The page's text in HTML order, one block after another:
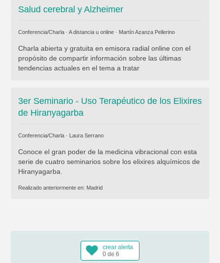
Salud cerebral y Alzheimer
Conferencia/Charla · A distancia u online · Martín Azanza Pellerino
Charla abierta y gratuita en emisora radial online con el
propósito de compartir información sobre las últimas
tendencias actuales en el tema a tratar
3er Seminario - Uso Terapéutico de los Elixires
de Hiranyagarba
Conferencia/Charla · Laura Serrano
Conoce el gran poder de la medicina vibracional con esta
serie de cuatro seminarios sobre los elixires alquímicos de
Hiranyagarba.
Realizado anteriormente en: Madrid
crear alerta
0 de 6